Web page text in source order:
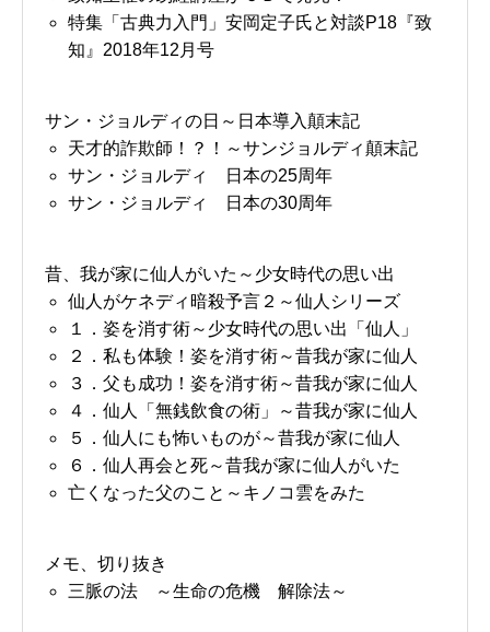
特集「古典力入門」安岡定子氏と対談P18『致
知』2018年12月号
サン・ジョルディの日～日本導入顛末記
天才的詐欺師！？！～サンジョルディ顛末記
サン・ジョルディ 日本の25周年
サン・ジョルディ 日本の30周年
昔、我が家に仙人がいた～少女時代の思い出
仙人がケネディ暗殺予言２～仙人シリーズ
１．姿を消す術～少女時代の思い出「仙人」
２．私も体験！姿を消す術～昔我が家に仙人
３．父も成功！姿を消す術～昔我が家に仙人
４．仙人「無銭飲食の術」～昔我が家に仙人
５．仙人にも怖いものが～昔我が家に仙人
６．仙人再会と死～昔我が家に仙人がいた
亡くなった父のこと～キノコ雲をみた
メモ、切り抜き
三脈の法 ～生命の危機 解除法～